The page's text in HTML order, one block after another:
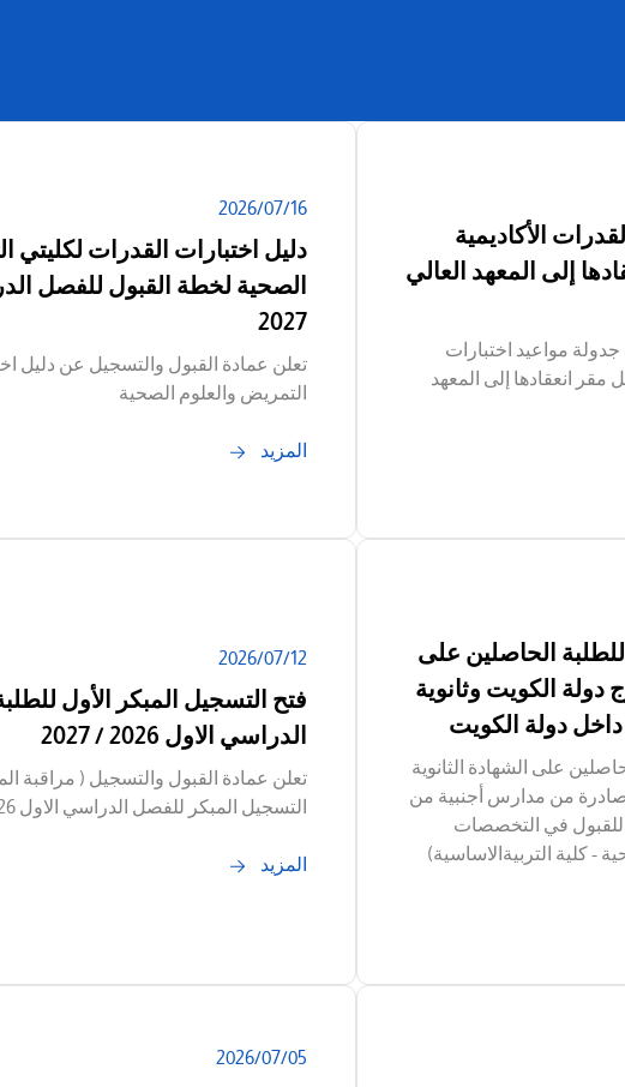
الأكاديمية
إلى المعهد العالي
مواعيد اختبارات
مقر انعقادها إلى المعهد
16‏/07‏/2026
دليل اختبارات القدرات لكليتي
2027
تعلن عمادة القبول والتسجيل عن دليل
التمريض والعلوم الصحية
المزيد
الحاصلين على
دولة الكويت وثانوية
دولة الكويت
على الشهادة الثانوية
من مدارس أجنبية من
للقبول في التخصصات
- كلية التربيةالاساسية)
12‏/07‏/2026
فتح التسجيل المبكر الأول
الدراسي الاول 2026 / 2027
تعلن عمادة القبول والتسجيل ( مراقبة
التسجيل المبكر للفصل الدراسي الاول 2026 / 2027
المزيد
05‏/07‏/2026